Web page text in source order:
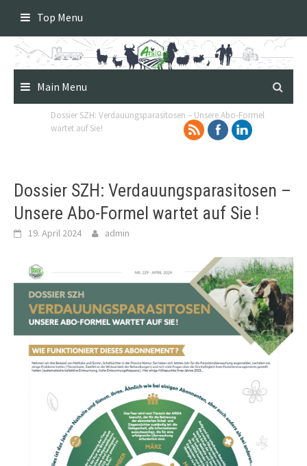
content
Top Menu
Main Menu
Dossier SZH​: Verdauungsparasitosen – Unsere Abo-Formel
wartet auf Sie !
Dossier SZH​: Verdauungsparasitosen –
Unsere Abo-Formel wartet auf Sie !
19. April 2024 admin